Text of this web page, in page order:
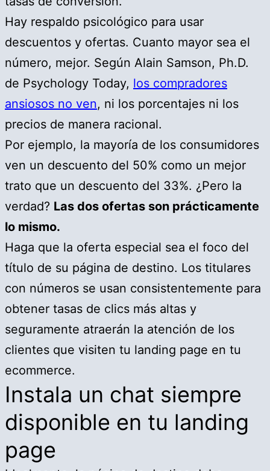
Hay respaldo psicológico para usar
descuentos y ofertas. Cuanto mayor sea el
número, mejor. Según Alain Samson, Ph.D.
de Psychology Today, los compradores
ansiosos no ven, ni los porcentajes ni los
precios de manera racional.
Por ejemplo, la mayoría de los consumidores
ven un descuento del 50% como un mejor
trato que un descuento del 33%. ¿Pero la
verdad? Las dos ofertas son prácticamente
lo mismo.
Haga que la oferta especial sea el foco del
título de su página de destino. Los titulares
con números se usan consistentemente para
obtener tasas de clics más altas y
seguramente atraerán la atención de los
clientes que visiten tu landing page en tu
ecommerce.
Instala un chat siempre
disponible en tu landing
page